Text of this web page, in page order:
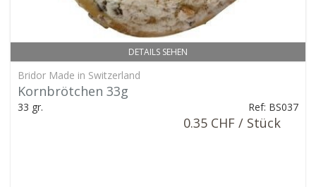
DETAILS SEHEN
Bridor Made in Switzerland
Kornbrötchen 33g
33 gr. Ref: BS037
0.35 CHF / Stück